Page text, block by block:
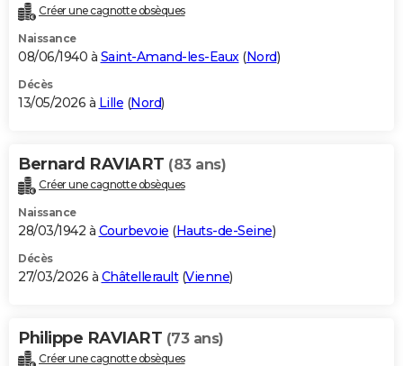
Destinations
City break
Voyage nature
Voyage de noces
Forum
Climat
+PHOTO
GUIDES D'ACHAT
BONS PLANS
Carte de Noël
Carte Bonne année
Carte Saint-Valentin
Carte Pâques
Carte d'anniversaire
DICTIONNAIRE
Dictionnaire
Biographies
Citations
Expressions
Proverbes
PROGRAMME TV
S'inscrire
Se connecter
Lycées
Collèges
Primaires
Universités
Entreprises
Service militaire
Avis de recherche
AVIS DE DÉCÈS
Bricolage
Lifestyle
Culture
Sport
Auto
Television
Voyage
Cinema
Créer une cagnotte obsèques
Naissance
08/06/1940 à Saint-Amand-les-Eaux(Nord)
Décès
13/05/2026 à Lille (Nord)
Bernard RAVIART (83 ans)
Créer une cagnotte obsèques
Naissance
28/03/1942 à Courbevoie (Hauts-de-Seine)
Décès
27/03/2026 à Châtellerault(Vienne)
Philippe RAVIART (73 ans)
Créer une cagnotte obsèques